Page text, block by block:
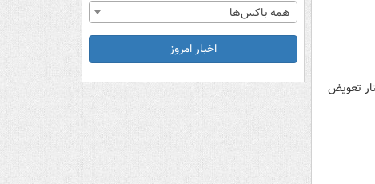
تعویض
همه باکس‌ها
اخبار امروز